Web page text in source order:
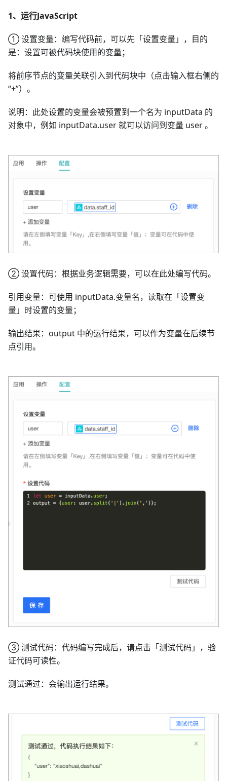
1、运行JavaScript
① 设置变量：编写代码前，可以先「设置变量」，目的
是：设置可被代码块使用的变量；
将前序节点的变量关联引入到代码块中（点击输入框右侧的
“+”）。
说明：此处设置的变量会被预置到一个名为 inputData 的
对象中，例如 inputData.user 就可以访问到变量 user 。
② 设置代码：根据业务逻辑需要，可以在此处编写代码。
引用变量：可使用 inputData.变量名，读取在「设置变
量」时设置的变量；
输出结果：output 中的运行结果，可以作为变量在后续节
点引用。
③ 测试代码：代码编写完成后，请点击「测试代码」，验
证代码可读性。
测试通过：会输出运行结果。